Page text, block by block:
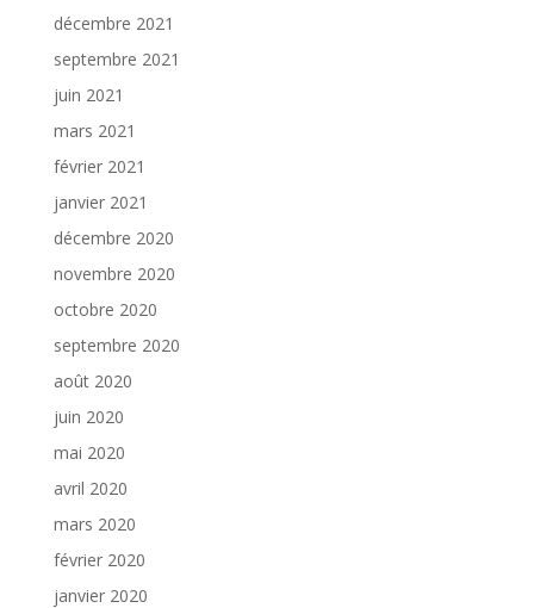
décembre 2021
septembre 2021
juin 2021
mars 2021
février 2021
janvier 2021
décembre 2020
novembre 2020
octobre 2020
septembre 2020
août 2020
juin 2020
mai 2020
avril 2020
mars 2020
février 2020
janvier 2020